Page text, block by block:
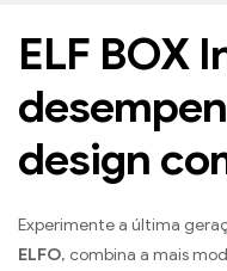
ELF BOX
design
Experimente a última
ELFO, combina a mais